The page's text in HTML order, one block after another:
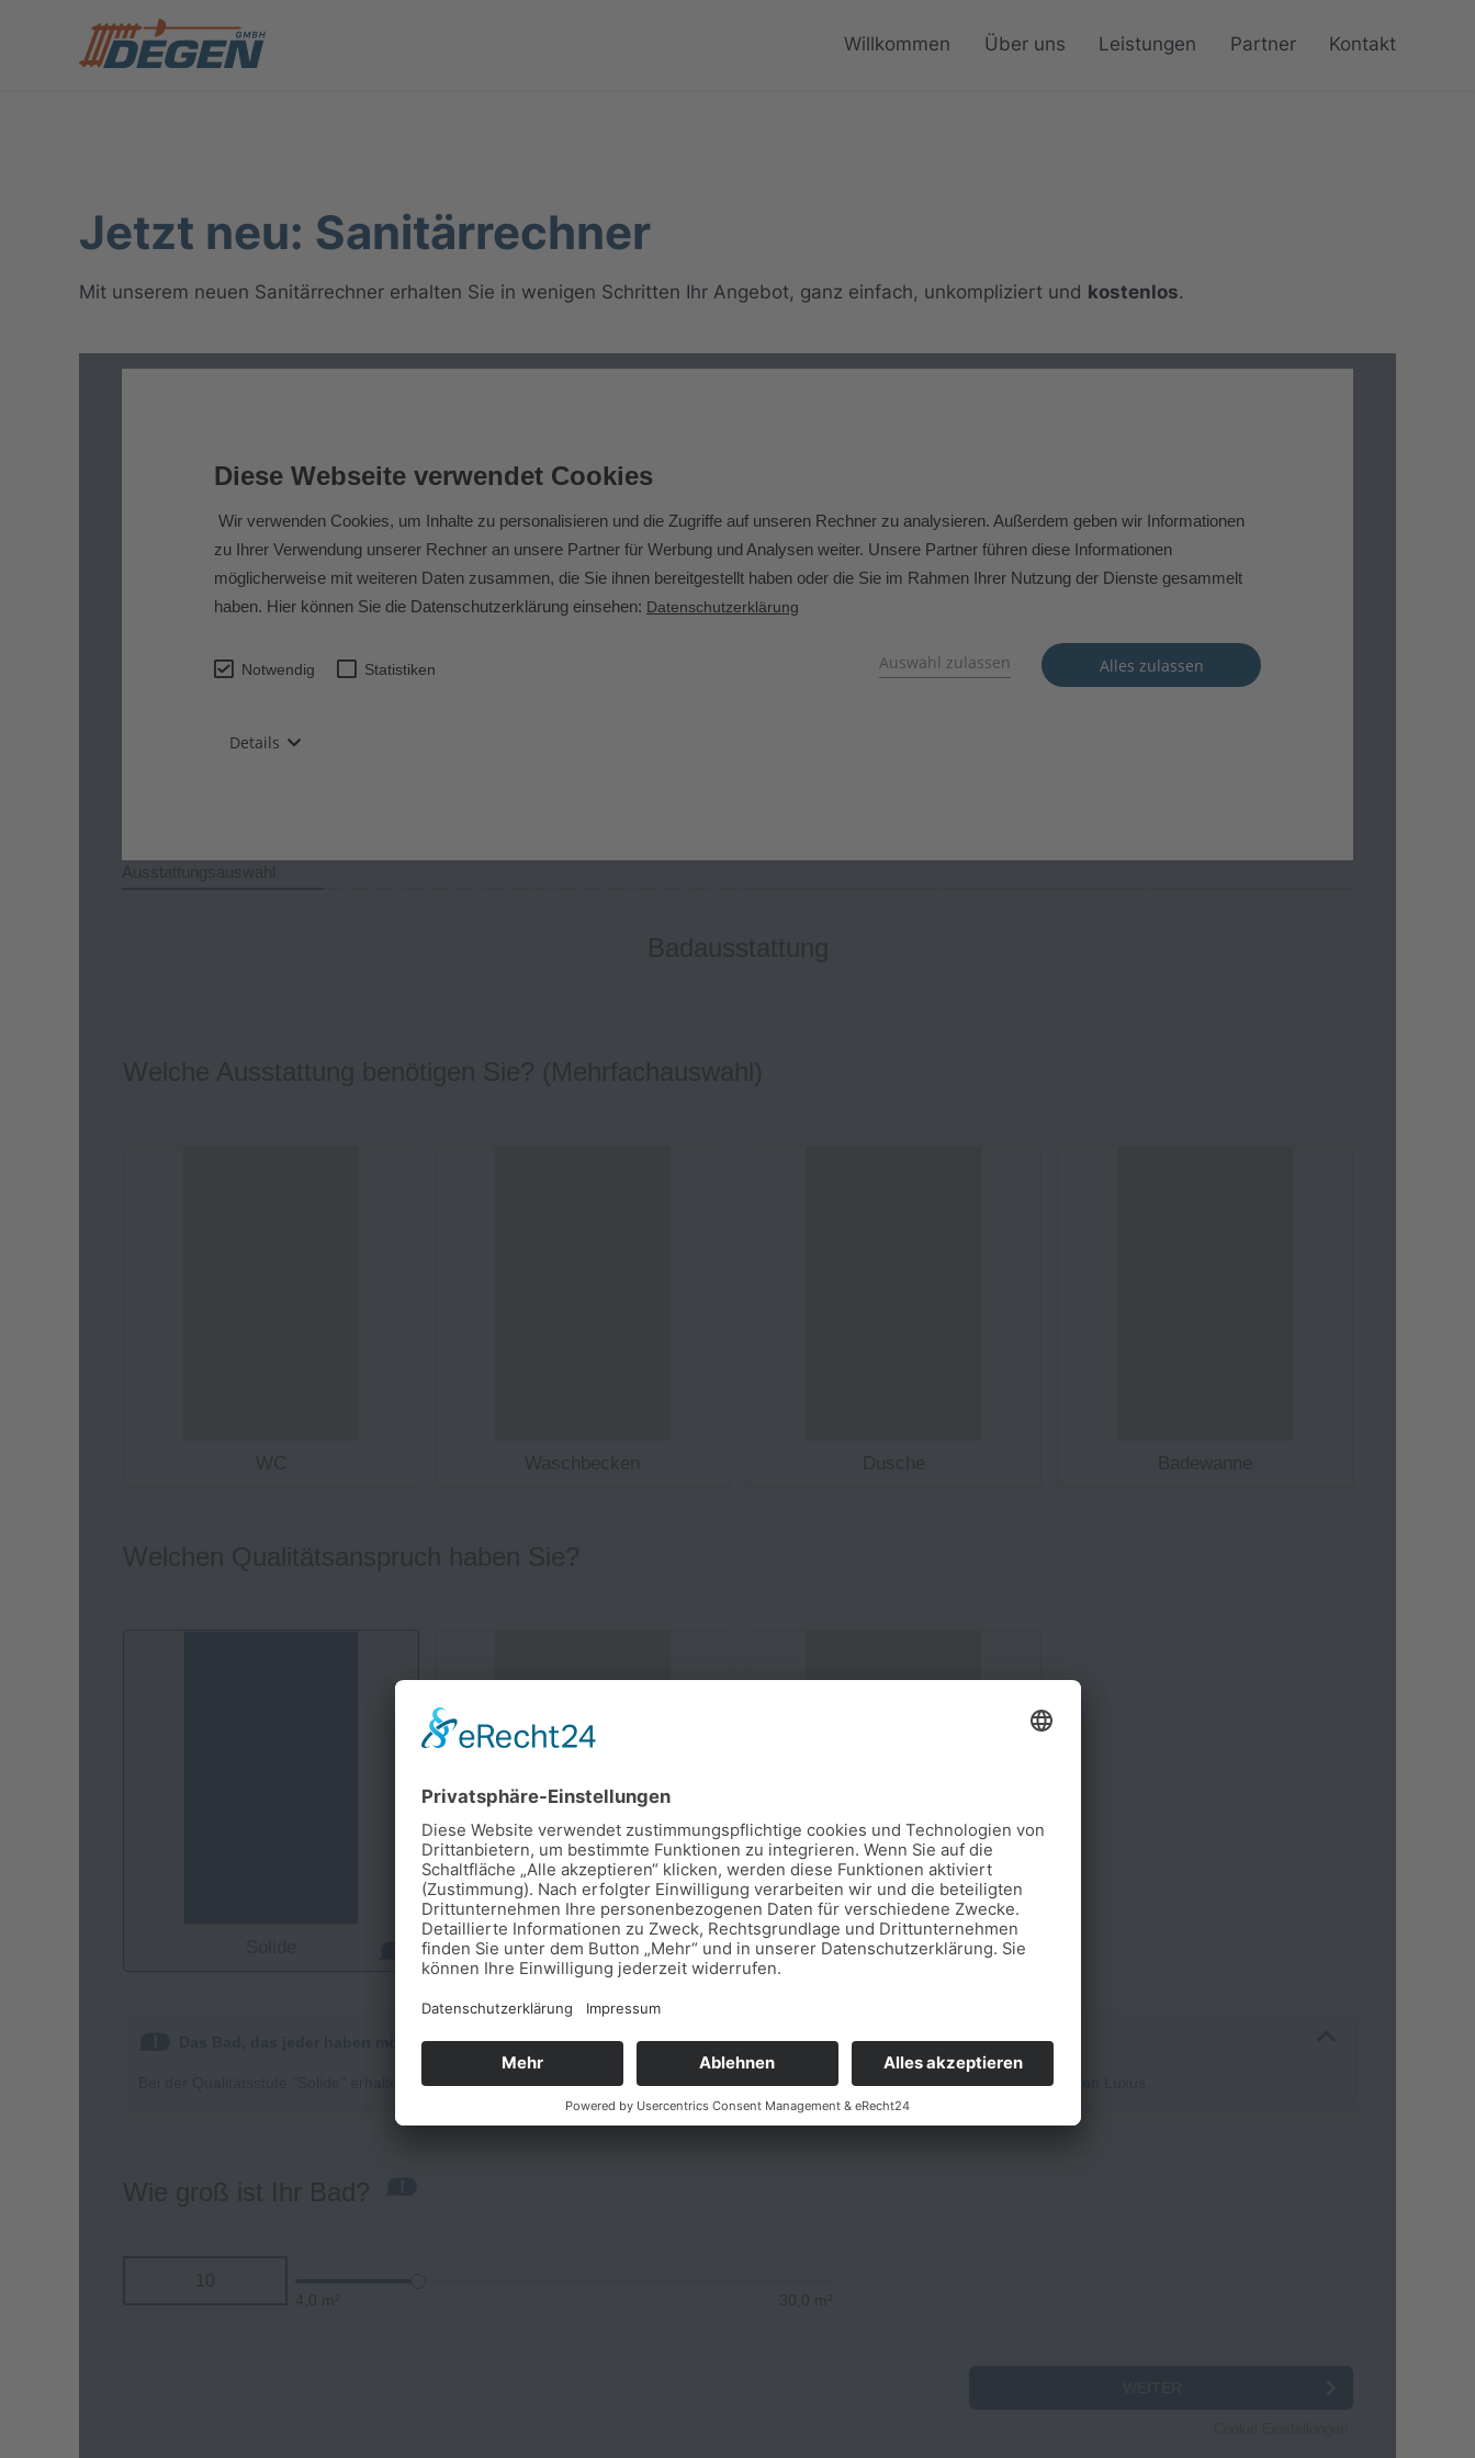
Willkommen Über uns Leistungen Partner Kontakt
Jetzt neu: Sanitärrechner
Mit unserem neuen Sanitärrechner erhalten Sie in wenigen Schritten Ihr Angebot, ganz einfach, unkompliziert und kostenlos.